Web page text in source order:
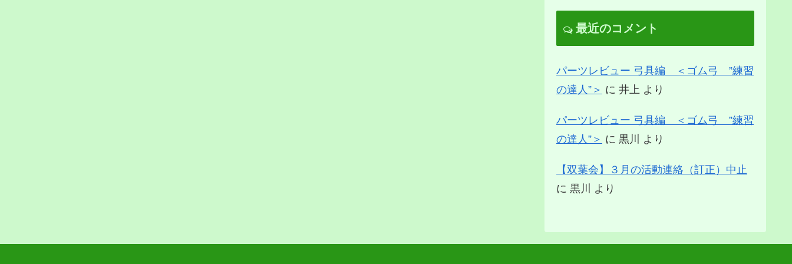
最近のコメント
パーツレビュー 弓具編 ＜ゴム弓 ”練習
の達人”＞ に 井上 より
パーツレビュー 弓具編 ＜ゴム弓 ”練習
の達人”＞ に 黒川 より
【双葉会】３月の活動連絡（訂正）中止
に 黒川 より